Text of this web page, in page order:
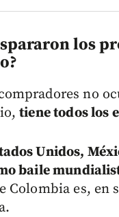
los
no
tiene todos los
Unidos,
baile
Colombia es,